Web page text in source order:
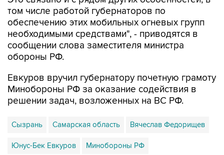
том числе работой губернаторов по
обеспечению этих мобильных огневых групп
необходимыми средствами", - приводятся в
сообщении слова заместителя министра
обороны РФ.
Евкуров вручил губернатору почетную грамоту
Минобороны РФ за оказание содействия в
решении задач, возложенных на ВС РФ.
Сызрань Самарская область Вячеслав Федорищев
Юнус-Бек Евкуров Минобороны РФ